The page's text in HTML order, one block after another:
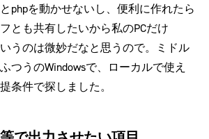
phpを動かせないし、便利に作れたら
とも共有したいから私のPCだけ
うのは微妙だなと思うので。ミドル
つうのWindowsで、ローカルで使え
条件で探しました。